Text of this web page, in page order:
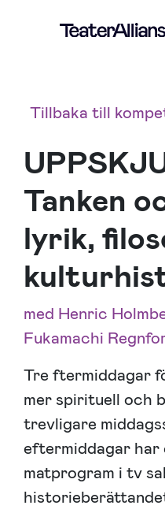
Tillbaka till
Tanken
lyrik,
med Henric
Fukamachi
Tre ftermiddagar
mer spirituell och
trevligare
eftermiddagar har
matprogram i tv